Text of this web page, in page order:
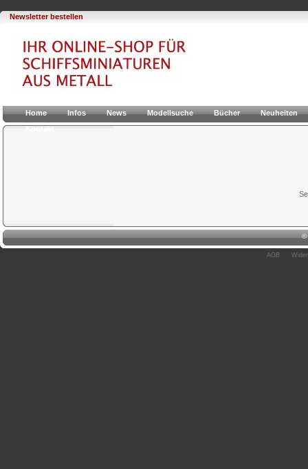
Newsletter bestellen
Home Infos News Modellsuche Bücher
Neuheiten
Kontakt
©
AGB